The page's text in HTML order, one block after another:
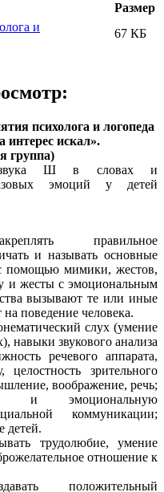
Размер
и
67 КБ
психолога и логопеда
искал».
группа)
звука Ш в словах и
эмоций у детей
правильное
и называть основные
помощью мимики, жестов,
и жесты с эмоциональным
вызывают те или иные
поведение человека.
слух (умение
навыки звукового анализа
речевого аппарата,
зрительного
воображение, речь;
и эмоциональную
коммуникации;
детей.
трудолюбие, умение
отношение к
положительный